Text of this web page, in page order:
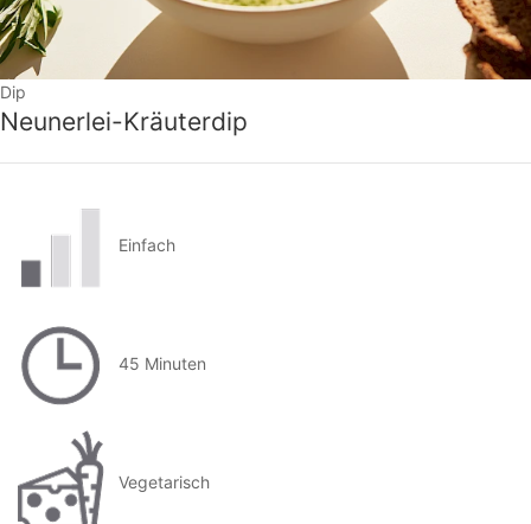
Dip
Neunerlei-Kräuterdip
Einfach
45 Minuten
Vegetarisch